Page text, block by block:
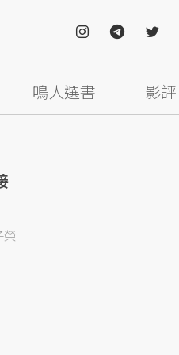
鳴人選書 影評